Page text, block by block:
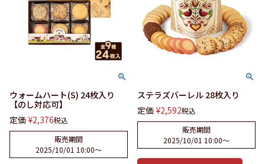
ウォームハート(S) 24枚入り
【のし対応可】
定価 ¥2,376税込
販売期間
2025/10/01 10:00〜
ステラズバーレル 28枚入り
定価 ¥2,592税込
販売期間
2025/10/01 10:00〜